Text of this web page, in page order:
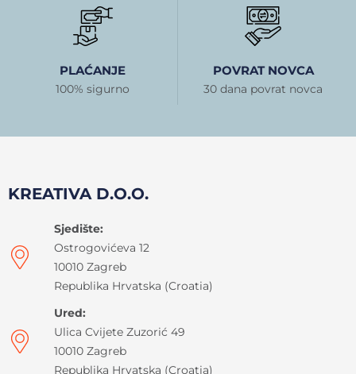
PLAĆANJE
100% sigurno
POVRAT NOVCA
30 dana povrat novca
KREATIVA D.O.O.
Sjedište:
Ostrogovićeva 12
10010 Zagreb
Republika Hrvatska (Croatia)
Ured:
Ulica Cvijete Zuzorić 49
10010 Zagreb
Republika Hrvatska (Croatia)